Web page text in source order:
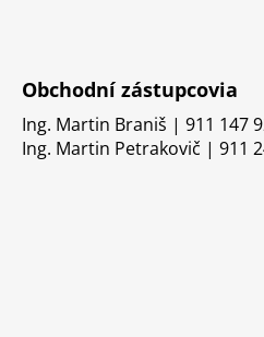
Obchodní zástupcovia
Ing. Martin Braniš | 911 147
Ing. Martin Petrakovič | 911